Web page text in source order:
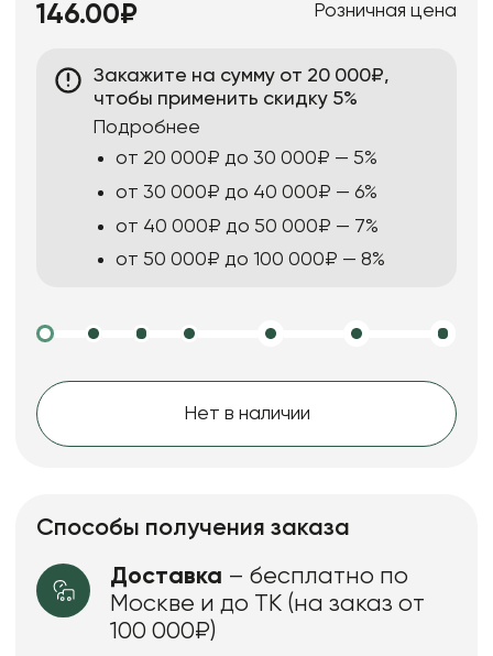
146.00₽ Розничная цена
Закажите на сумму от 20 000₽,
чтобы применить скидку 5%
Подробнее
от 20 000₽ до 30 000₽ — 5%
от 30 000₽ до 40 000₽ — 6%
от 40 000₽ до 50 000₽ — 7%
от 50 000₽ до 100 000₽ — 8%
Нет в наличии
Способы получения заказа
Доставка – бесплатно по
Москве и до ТК (на заказ от
100 000₽)